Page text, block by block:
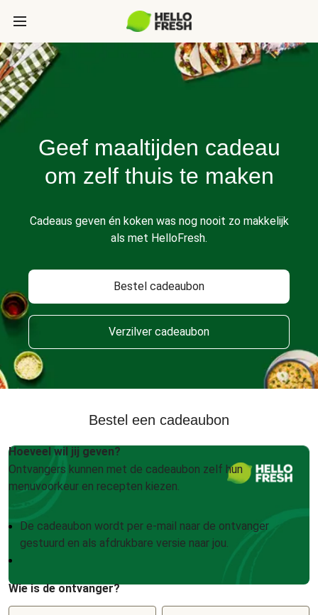
Geef maaltijden cadeau
om zelf thuis te maken
Cadeaus geven én koken was nog nooit zo makkelijk
als met HelloFresh.
Bestel cadeaubon
Verzilver cadeaubon
Bestel een cadeaubon
Hoeveel wil jij geven?
Ontvangers kunnen met de cadeaubon zelf hun
menuvoorkeur en recepten kiezen.
De cadeaubon wordt per e-mail naar de ontvanger
gestuurd en als afdrukbare versie naar jou.
Wie is de ontvanger?